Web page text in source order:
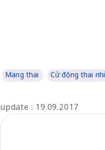
Mang thai Cử động thai nhi
update : 19.09.2017